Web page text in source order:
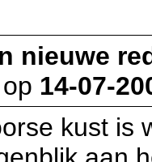
nieuwe
op 14-07-
kust is